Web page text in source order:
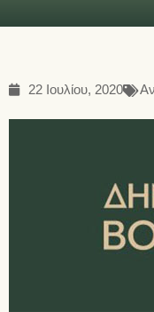
22 Ιουλίου, 2020